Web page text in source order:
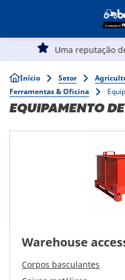
menu
Reman & Repair
Navegação
Agricultura
Automotivo
Obras públicas
Uma reputação de
Breadcrumb
Início Setor
Ferramentas & Oficina
EQUIPAMENTO
Warehouse
Corpos basculantes